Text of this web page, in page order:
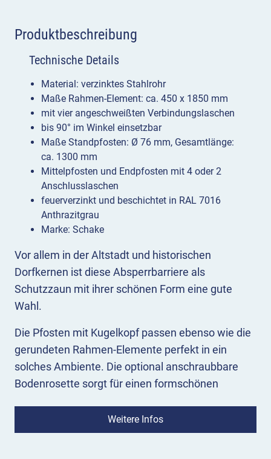
Produktbeschreibung
Vor allem in der Altstadt und historischen
Dorfkernen ist diese Absperrbarriere als
Schutzzaun mit ihrer schönen Form eine gute
Wahl.
Die Pfosten mit Kugelkopf passen ebenso wie die
gerundeten Rahmen-Elemente perfekt in ein
solches Ambiente. Die optional anschraubbare
Bodenrosette sorgt für einen formschönen
Farbton RAL 7016 Anthrazitgrau macht die
Barrieren aus feuerverzinktem Stahlrohr noch
Weitere Infos
Technische Details
Material: verzinktes Stahlrohr
Maße Rahmen-Element: ca. 450 x 1850 mm
mit vier angeschweißten Verbindungslaschen
bis 90° im Winkel einsetzbar
Maße Standpfosten: Ø 76 mm, Gesamtlänge:
ca. 1300 mm
Mittelpfosten und Endpfosten mit 4 oder 2
Anschlusslaschen
feuerverzinkt und beschichtet in RAL 7016
Anthrazitgrau
Marke: Schake